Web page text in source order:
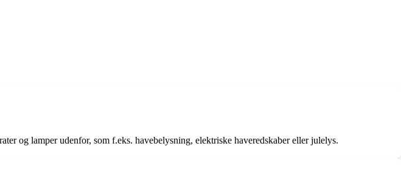
og lamper udenfor, som f.eks. havebelysning, elektriske haveredskaber eller julelys.